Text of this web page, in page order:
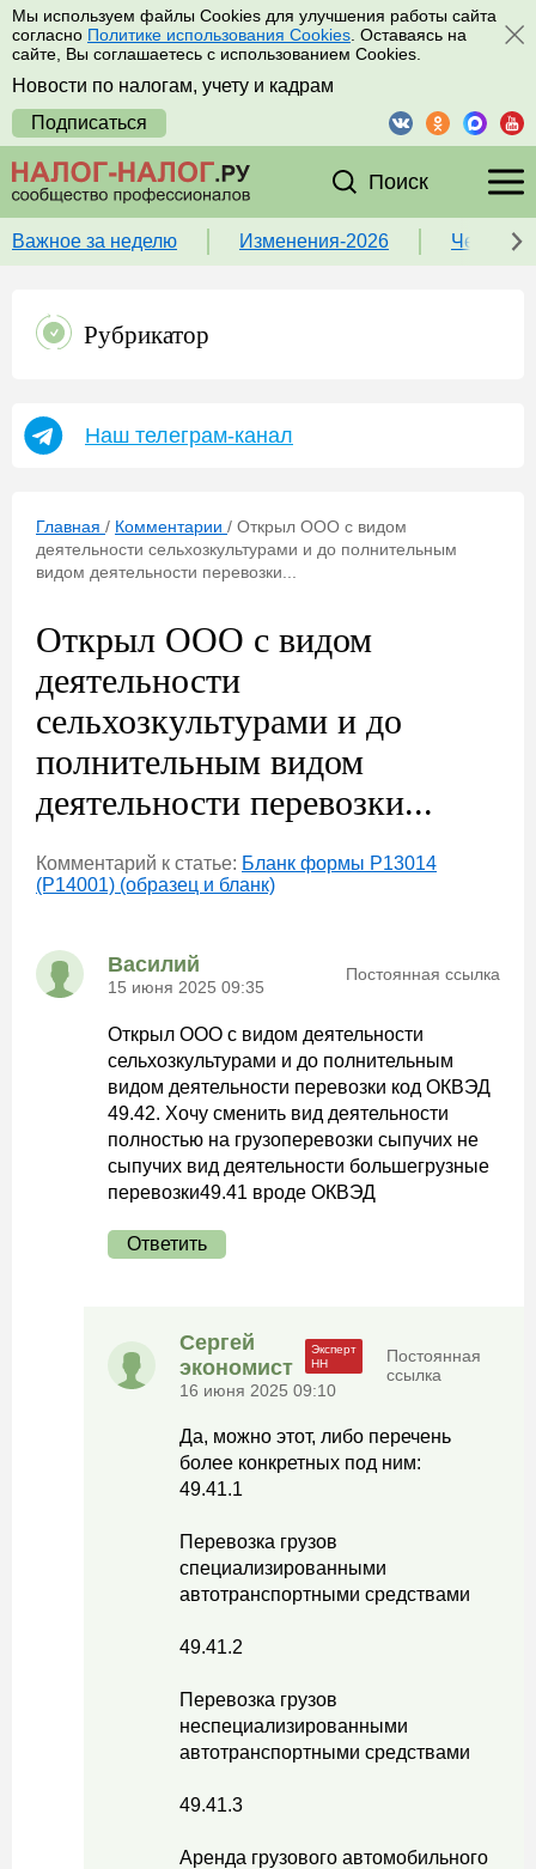
Мы используем файлы Cookies для улучшения работы сайта
согласно Политике использования Cookies . Оставаясь на
сайте, Вы соглашаетесь с использованием Cookies.
Новости по налогам, учету и кадрам
Подписаться
Поиск
Важное за неделю Изменения-2026 Чек-
Рубрикатор
Наш телеграм-канал
Главная / Комментарии / Открыл ООО с видом
деятельности сельхозкультурами и до полнительным
видом деятельности перевозки...
Открыл ООО с видом
деятельности
сельхозкультурами и до
полнительным видом
деятельности перевозки...
Комментарий к статье: Бланк формы Р13014
(Р14001) (образец и бланк)
Василий
15 июня 2025 09:35
Постоянная ссылка
Открыл ООО с видом деятельности
сельхозкультурами и до полнительным
видом деятельности перевозки код ОКВЭД
49.42. Хочу сменить вид деятельности
полностью на грузоперевозки сыпучих не
сыпучих вид деятельности большегрузные
перевозки49.41 вроде ОКВЭД
Ответить
Сергей
экономист
16 июня 2025 09:10
Постоянная
ссылка
Да, можно этот, либо перечень
более конкретных под ним:
49.41.1
Перевозка грузов
специализированными
автотранспортными средствами
49.41.2
Перевозка грузов
неспециализированными
автотранспортными средствами
49.41.3
Аренда грузового автомобильного